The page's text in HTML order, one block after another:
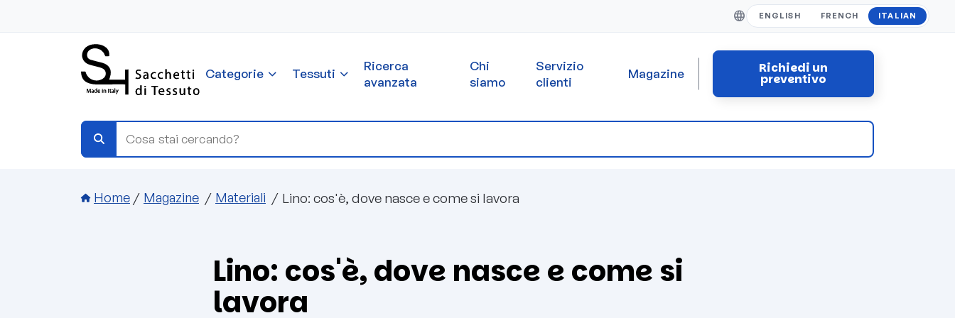
ENGLISH FRENCH ITALIAN
Categorie Tessuti
Ricerca
avanzata
Chi
siamo
Servizio
clienti
Magazine Richiedi un
preventivo
Briciole di pane
Home Magazine Materiali Lino: cos'è, dove nasce e come si lavora
Lino: cos'è, dove nasce e come si
lavora